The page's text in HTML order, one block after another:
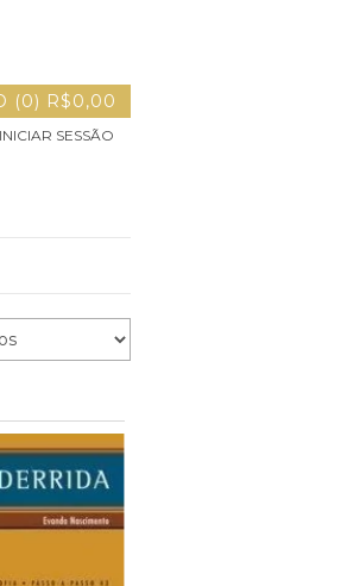
(0) R$0,00
INICIAR SESSÃO